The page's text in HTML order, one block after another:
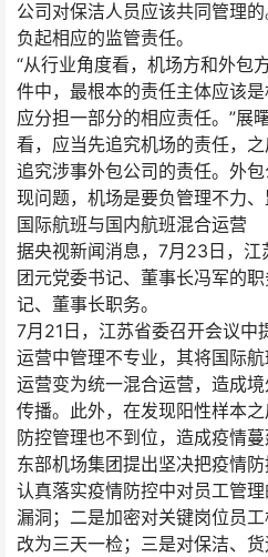
公司对保洁人员应该共同管理
负起相应的监管责任。
“从行业角度看，机场方和外包
件中，最根本的责任主体应该
应分担一部分的相应责任。”展
看，应当先追究机场的责任，
追究涉事外包公司的责任。外
现问题，机场是要负管理不力、
国际航班与国内航班混合运营
据央视新闻消息，7月23日，
团元党委书记、董事长冯军的
记、董事长职务。
7月21日，江苏省委召开会议中
运营中管理不专业，其将国际
运营变为统一混合运营，造成
传播。此外，在发现阳性样本
防控管理也不到位，造成疫情蔓
东部机场集团提出坚决把疫情
认真落实疫情防控中对员工管
漏洞；二是加密对关键岗位员
改为三天一检；三是对保洁、